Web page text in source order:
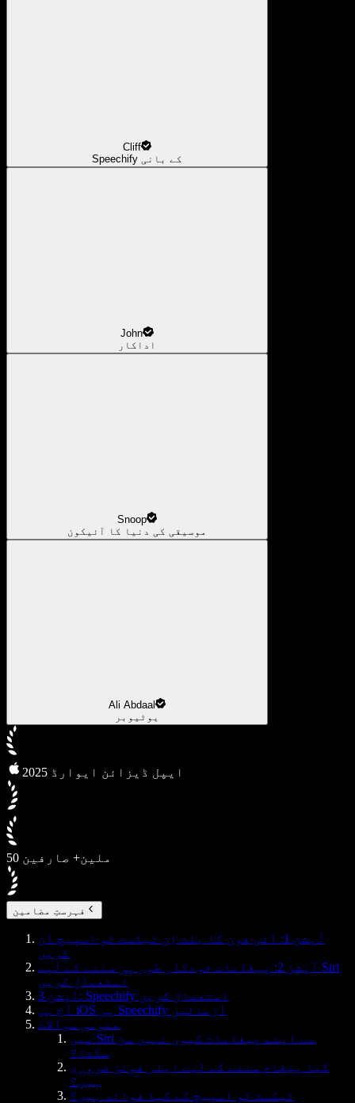
Cliff
Speechify کے بانی
John
اداکار
Snoop
موسیقی کی دنیا کا آئیکون
Ali Abdaal
یوٹیوبر
2025 ایپل ڈیزائن ایوارڈ
50 ملین+ صارفین
فہرستِ مضامین
آپشن 1: آئی فون کا بلٹ اِن ٹیکسٹ ٹو اسپیچ آن
کریں
آپشن 2: پیغامات خودکار طور پر سننے کے لیے Siri
استعمال کریں
آپشن 3: Speechify استعمال کریں
آج ہی iOS پر Speechify آزمائیں
عمومی سوالات
میں Siri سے اپنے پیغامات کیوں نہیں سن
سکتا؟
کیا پیغام سننے کے لیے ایئر فونز ضروری
ہیں؟
ٹیکسٹ ٹو اسپیچ کے کیا فوائد ہیں؟